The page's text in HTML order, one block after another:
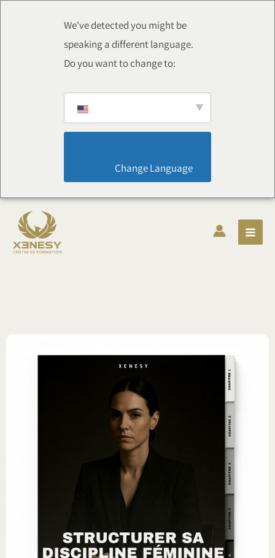
We've detected you might be
speaking a different language.
Do you want to change to: